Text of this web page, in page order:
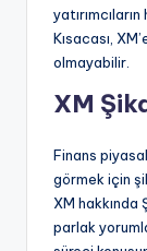
Kısacası,
olmayabilir.
XM
Finans
görmek için
XM
parlak